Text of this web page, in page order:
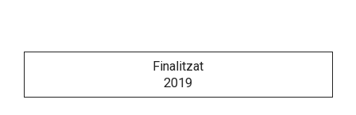
Finalitzat
2019